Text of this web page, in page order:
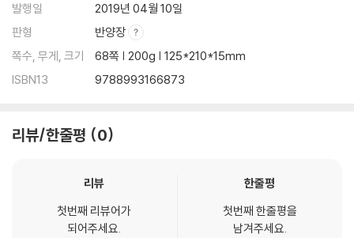
발행일
2019년 04월 10일
판형
반양장
쪽수, 무게, 크기
68쪽 | 200g | 125*210*15mm
ISBN13
9788993166873
리뷰/한줄평 0
리뷰
첫번째 리뷰어가
되어주세요.
한줄평
첫번째 한줄평을
남겨주세요.